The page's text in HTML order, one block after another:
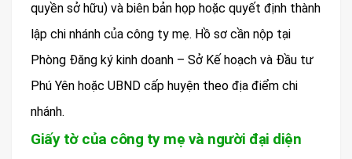
quyền sở hữu) và biên bản họp hoặc quyết định thành
lập chi nhánh của công ty mẹ. Hồ sơ cần nộp tại
Phòng Đăng ký kinh doanh – Sở Kế hoạch và Đầu tư
Phú Yên hoặc UBND cấp huyện theo địa điểm chi
nhánh.
Giấy tờ của công ty mẹ và người đại diện